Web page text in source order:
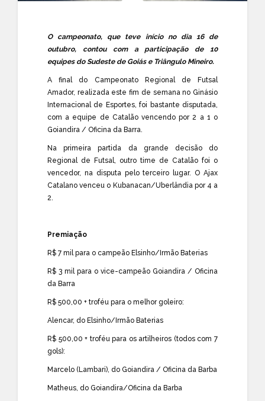
O campeonato, que teve início no dia 16 de
outubro, contou com a participação de 10
equipes do Sudeste de Goiás e Triângulo Mineiro.
A final do Campeonato Regional de Futsal
Amador, realizada este fim de semana no Ginásio
Internacional de Esportes, foi bastante disputada,
com a equipe de Catalão vencendo por 2 a 1 o
Goiandira / Oficina da Barra.
Na primeira partida da grande decisão do
Regional de Futsal, outro time de Catalão foi o
vencedor, na disputa pelo terceiro lugar. O Ajax
Catalano venceu o Kubanacan/Uberlândia por 4 a
2.
Premiação
R$ 7 mil para o campeão Elsinho/Irmão Baterias
R$ 3 mil para o vice-campeão Goiandira / Oficina
da Barra
R$ 500,00 + troféu para o melhor goleiro:
Alencar, do Elsinho/Irmão Baterias
R$ 500,00 + troféu para os artilheiros (todos com 7
gols):
Marcelo (Lambari), do Goiandira / Oficina da Barba
Matheus, do Goiandira/Oficina da Barba